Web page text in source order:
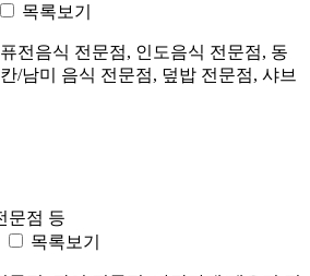
목록보기
전음식 전문점, 인도음식 전문점, 동
/남미 음식 전문점, 덮밥 전문점, 샤브
문점 등
목록보기